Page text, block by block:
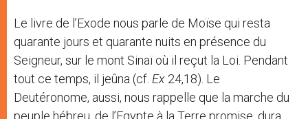
Le livre de l’Exode nous parle de Moïse qui resta
quarante jours et quarante nuits en présence du
Seigneur, sur le mont Sinaï où il reçut la Loi. Pendant
tout ce temps, il jeûna (cf. Ex 24,18). Le
Deutéronome, aussi, nous rappelle que la marche du
peuple hébreu, de l’Egypte à la Terre promise, dura